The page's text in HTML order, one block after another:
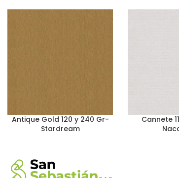
Antique Gold 120 y 240 Gr-
Stardream
Cannete